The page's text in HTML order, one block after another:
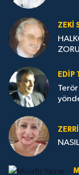
ZEKI
EDIP
Terör